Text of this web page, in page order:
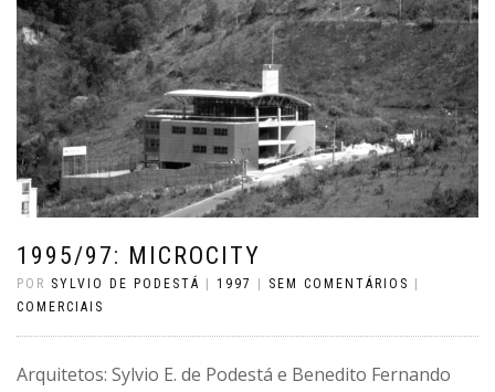
1995/97: MICROCITY
POR SYLVIO DE PODESTÁ 1997 SEM COMENTÁRIOS
COMERCIAIS
Arquitetos: Sylvio E. de Podestá e Benedito Fernando